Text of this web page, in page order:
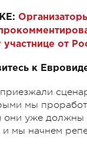
от
к
мы
они уже должны
мы начнем